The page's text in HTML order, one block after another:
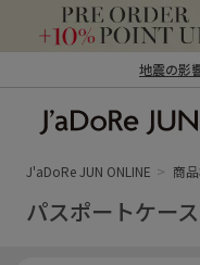
地震の影
ン オンライン）
J'aDoRe JUN ONLINE 商
パスポートケー